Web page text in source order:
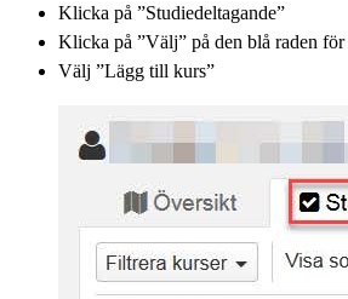
Klicka på ”Studiedeltagande”
Klicka på ”Välj” på den blå raden
Välj ”Lägg till kurs”